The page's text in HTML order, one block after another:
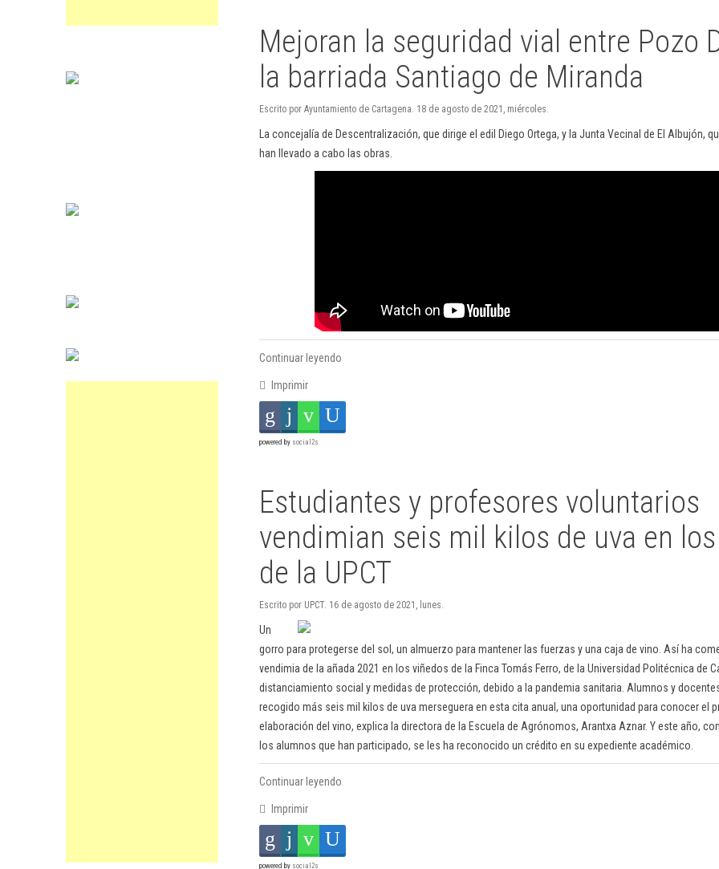
Mejoran la seguridad vial entre Pozo
la barriada Santiago de Miranda
Escrito por Ayuntamiento de Cartagena. 18 de agosto de 2021, miércoles.
La concejalía de Descentralización, que dirige el edil Diego Ortega, y la Junta Vecinal de El Albujón,
han llevado a cabo las obras.
Continuar leyendo
Imprimir
powered by social2s
Estudiantes y profesores voluntarios
vendimian seis mil kilos de uva en
de la UPCT
Escrito por UPCT. 16 de agosto de 2021, lunes.
Un
gorro para protegerse del sol, un almuerzo para mantener las fuerzas y una caja de vino. Así ha
vendimia de la añada 2021 en los viñedos de la Finca Tomás Ferro, de la Universidad Politécnica de
distanciamiento social y medidas de protección, debido a la pandemia sanitaria. Alumnos y
recogido más seis mil kilos de uva merseguera en esta cita anual, una oportunidad para conocer el
elaboración del vino, explica la directora de la Escuela de Agrónomos, Arantxa Aznar. Y este año,
los alumnos que han participado, se les ha reconocido un crédito en su expediente académico.
Continuar leyendo
Imprimir
powered by social2s